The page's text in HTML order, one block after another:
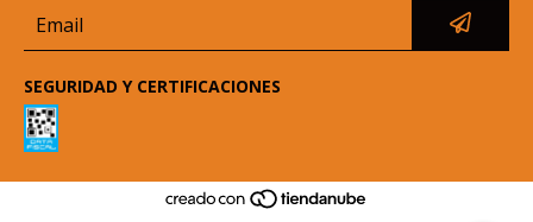
SEGURIDAD Y CERTIFICACIONES